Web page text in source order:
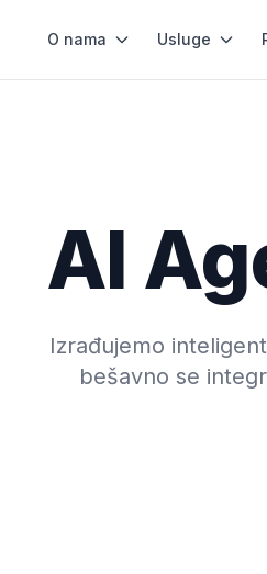
O nama Usluge
AI
Izrađujemo
bešavno se